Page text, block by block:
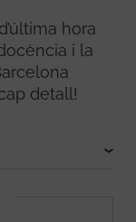
hora
i la
detall!